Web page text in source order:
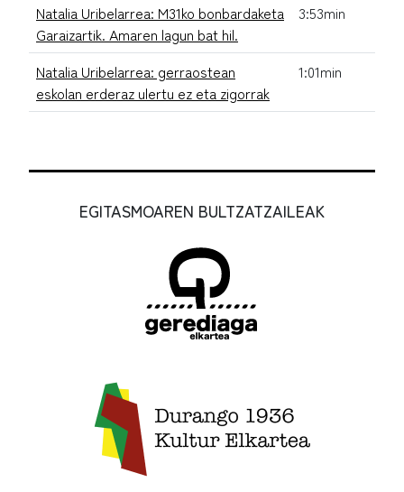
Natalia Uribelarrea: M31ko bonbardaketa
Garaizartik. Amaren lagun bat hil.
3:53min
Natalia Uribelarrea: gerraostean
eskolan erderaz ulertu ez eta zigorrak
1:01min
EGITASMOAREN BULTZATZAILEAK